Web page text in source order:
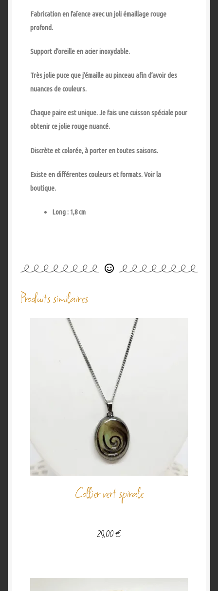
Fabrication en faïence avec un joli émaillage rouge
profond.
Support d’oreille en acier inoxydable.
Très jolie puce que j’émaille au pinceau afin d’avoir des
nuances de couleurs.
Chaque paire est unique. Je fais une cuisson spéciale pour
obtenir ce jolie rouge nuancé.
Discrète et colorée, à porter en toutes saisons.
Existe en différentes couleurs et formats. Voir la
boutique.
Long : 1,8 cm
Produits similaires
Collier vert spirale
29,00€